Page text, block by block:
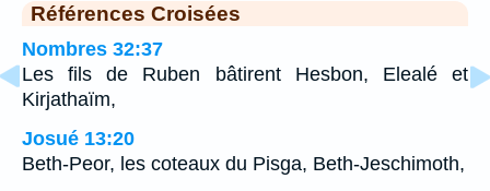
Références Croisées
Nombres 32:37
Les fils de Ruben bâtirent Hesbon, Elealé et
Kirjathaïm,
Josué 13:20
Beth-Peor, les coteaux du Pisga, Beth-Jeschimoth,